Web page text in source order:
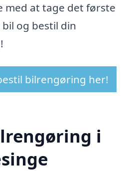
med at tage det første
og bestil din
bilrengøring her!
i